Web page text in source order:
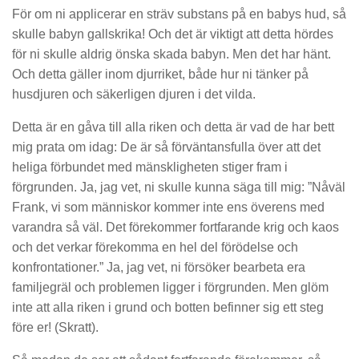
För om ni applicerar en sträv substans på en babys hud, så
skulle babyn gallskrika! Och det är viktigt att detta hördes
för ni skulle aldrig önska skada babyn. Men det har hänt.
Och detta gäller inom djurriket, både hur ni tänker på
husdjuren och säkerligen djuren i det vilda.
Detta är en gåva till alla riken och detta är vad de har bett
mig prata om idag: De är så förväntansfulla över att det
heliga förbundet med mänskligheten stiger fram i
förgrunden. Ja, jag vet, ni skulle kunna säga till mig: ”Nåväl
Frank, vi som människor kommer inte ens överens med
varandra så väl. Det förekommer fortfarande krig och kaos
och det verkar förekomma en hel del förödelse och
konfrontationer.” Ja, jag vet, ni försöker bearbeta era
familjegräl och problemen ligger i förgrunden. Men glöm
inte att alla riken i grund och botten befinner sig ett steg
före er! (Skratt).